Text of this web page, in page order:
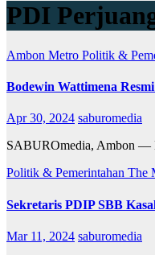
PDI
Ambon Metro Politik &
Bodewin Wattimena
Apr 30, 2024 saburomedia
SABUROmedia, Ambon —
Politik & Pemerintahan The
Sekretaris PDIP SBB
Mar 11, 2024 saburomedia